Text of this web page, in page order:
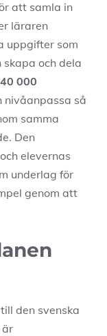
att samla in
läraren
uppgifter som
och dela
000
nivåanpassa så
samma
Den
elevernas
underlag för
genom att
den svenska
är